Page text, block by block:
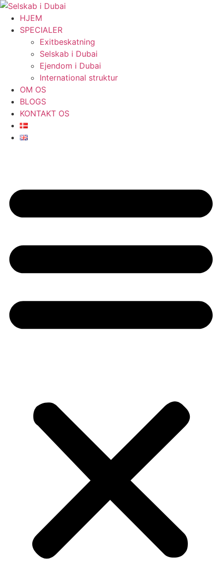
Videre
indhold
HJEM
SPECIALER
Exitbeskatning
Selskab i Dubai
Ejendom i Dubai
International struktur
OM OS
BLOGS
KONTAKT OS